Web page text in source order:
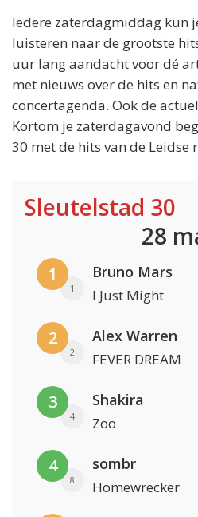
Iedere zaterdagmiddag kun
luisteren naar de grootste
uur lang aandacht voor dé
met nieuws over de hits en
concertagenda. Ook de
Kortom je zaterdagavond
30 met de hits van de Leidse
Sleutelstad 30
28
1
1
Bruno Mars
I Just Might
2
2
Alex Warren
FEVER DREAM
3
4
Shakira
Zoo
4
8
sombr
Homewrecker